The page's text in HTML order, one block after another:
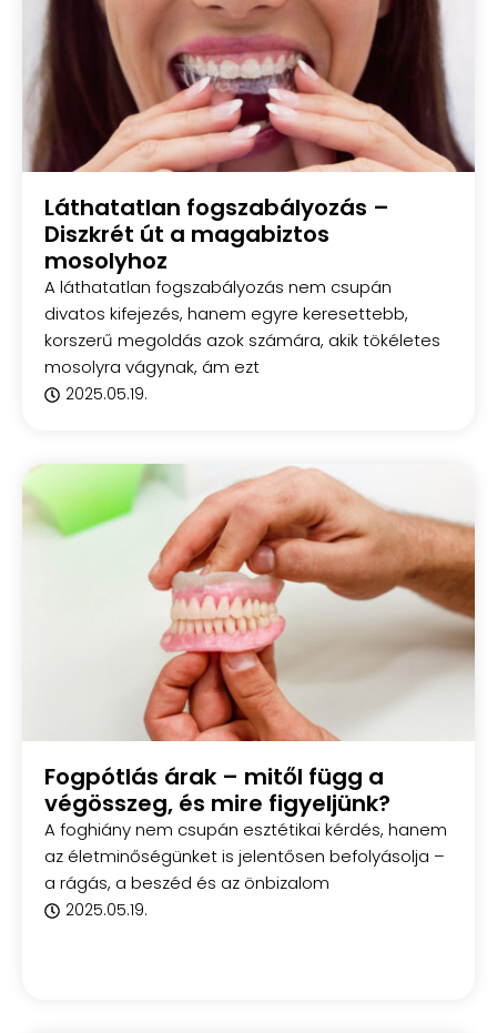
Láthatatlan fogszabályozás –
Diszkrét út a magabiztos
mosolyhoz
A láthatatlan fogszabályozás nem csupán
divatos kifejezés, hanem egyre keresettebb,
korszerű megoldás azok számára, akik tökéletes
mosolyra vágynak, ám ezt
2025.05.19.
Fogpótlás árak – mitől függ a
végösszeg, és mire figyeljünk?
A foghiány nem csupán esztétikai kérdés, hanem
az életminőségünket is jelentősen befolyásolja –
a rágás, a beszéd és az önbizalom
2025.05.19.